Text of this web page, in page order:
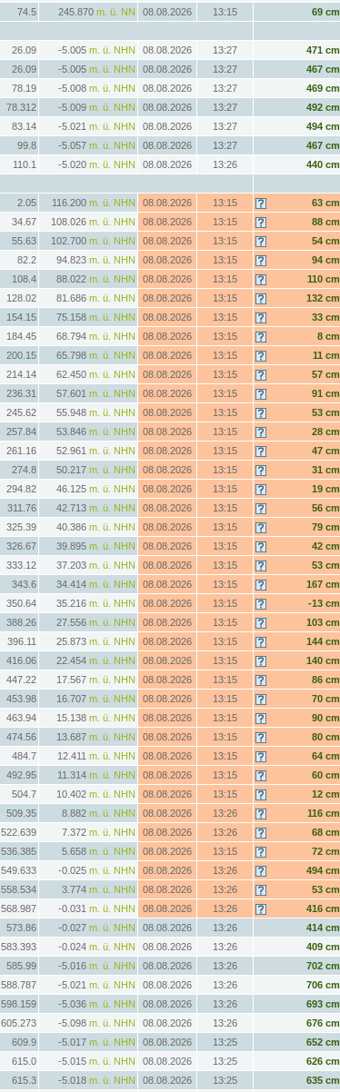
74.5 245.870 m. ü. NN 08.08.2026 13:15 69 cm
26.09 -5.005 m. ü. NHN 08.08.2026 13:27 471 cm
26.09 -5.005 m. ü. NHN 08.08.2026 13:27 467 cm
78.19 -5.008 m. ü. NHN 08.08.2026 13:27 469 cm
78.312 -5.009 m. ü. NHN 08.08.2026 13:27 492 cm
83.14 -5.021 m. ü. NHN 08.08.2026 13:27 494 cm
99.8 -5.057 m. ü. NHN 08.08.2026 13:27 467 cm
110.1 -5.020 m. ü. NHN 08.08.2026 13:26 440 cm
2.05 116.200 m. ü. NHN 08.08.2026 13:15 63 cm
34.67 108.026 m. ü. NHN 08.08.2026 13:15 88 cm
55.63 102.700 m. ü. NHN 08.08.2026 13:15 54 cm
82.2 94.823 m. ü. NHN 08.08.2026 13:15 94 cm
108.4 88.022 m. ü. NHN 08.08.2026 13:15 110 cm
128.02 81.686 m. ü. NHN 08.08.2026 13:15 132 cm
154.15 75.158 m. ü. NHN 08.08.2026 13:15 33 cm
184.45 68.794 m. ü. NHN 08.08.2026 13:15 8 cm
200.15 65.798 m. ü. NHN 08.08.2026 13:15 11 cm
214.14 62.450 m. ü. NHN 08.08.2026 13:15 57 cm
236.31 57.601 m. ü. NHN 08.08.2026 13:15 91 cm
245.62 55.948 m. ü. NHN 08.08.2026 13:15 53 cm
257.84 53.846 m. ü. NHN 08.08.2026 13:15 28 cm
261.16 52.961 m. ü. NHN 08.08.2026 13:15 47 cm
274.8 50.217 m. ü. NHN 08.08.2026 13:15 31 cm
294.82 46.125 m. ü. NHN 08.08.2026 13:15 19 cm
311.76 42.713 m. ü. NHN 08.08.2026 13:15 56 cm
325.39 40.386 m. ü. NHN 08.08.2026 13:15 79 cm
326.67 39.895 m. ü. NHN 08.08.2026 13:15 42 cm
333.12 37.203 m. ü. NHN 08.08.2026 13:15 53 cm
343.6 34.414 m. ü. NHN 08.08.2026 13:15 167 cm
350.64 35.216 m. ü. NHN 08.08.2026 13:15 -13 cm
388.26 27.556 m. ü. NHN 08.08.2026 13:15 103 cm
396.11 25.873 m. ü. NHN 08.08.2026 13:15 144 cm
416.06 22.454 m. ü. NHN 08.08.2026 13:15 140 cm
447.22 17.567 m. ü. NHN 08.08.2026 13:15 86 cm
453.98 16.707 m. ü. NHN 08.08.2026 13:15 70 cm
463.94 15.138 m. ü. NHN 08.08.2026 13:15 90 cm
474.56 13.687 m. ü. NHN 08.08.2026 13:15 80 cm
484.7 12.411 m. ü. NHN 08.08.2026 13:15 64 cm
492.95 11.314 m. ü. NHN 08.08.2026 13:15 60 cm
504.7 10.402 m. ü. NHN 08.08.2026 13:15 12 cm
509.35 8.882 m. ü. NHN 08.08.2026 13:26 116 cm
522.639 7.372 m. ü. NHN 08.08.2026 13:26 68 cm
536.385 5.658 m. ü. NHN 08.08.2026 13:15 72 cm
549.633 -0.025 m. ü. NHN 08.08.2026 13:26 494 cm
558.534 3.774 m. ü. NHN 08.08.2026 13:26 53 cm
568.987 -0.031 m. ü. NHN 08.08.2026 13:26 416 cm
573.86 -0.027 m. ü. NHN 08.08.2026 13:26 414 cm
583.393 -0.024 m. ü. NHN 08.08.2026 13:26 409 cm
585.99 -5.016 m. ü. NHN 08.08.2026 13:26 702 cm
588.787 -5.021 m. ü. NHN 08.08.2026 13:26 706 cm
598.159 -5.036 m. ü. NHN 08.08.2026 13:26 693 cm
605.273 -5.098 m. ü. NHN 08.08.2026 13:26 676 cm
609.9 -5.017 m. ü. NHN 08.08.2026 13:25 652 cm
615.0 -5.015 m. ü. NHN 08.08.2026 13:25 626 cm
615.3 -5.018 m. ü. NHN 08.08.2026 13:25 635 cm